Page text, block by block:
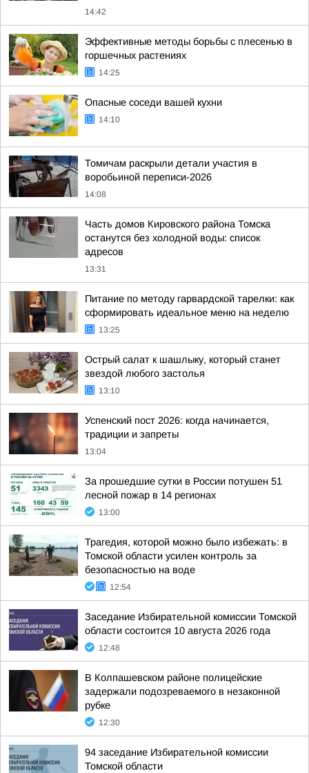
14:42
Эффективные методы борьбы с плесенью в
горшечных растениях
14:25
Опасные соседи вашей кухни
14:10
Томичам раскрыли детали участия в
воробьиной переписи-2026
14:08
Часть домов Кировского района Томска
останутся без холодной воды: список
адресов
13:31
Питание по методу гарвардской тарелки: как
сформировать идеальное меню на неделю
13:25
Острый салат к шашлыку, который станет
звездой любого застолья
13:10
Успенский пост 2026: когда начинается,
традиции и запреты
13:04
За прошедшие сутки в России потушен 51
лесной пожар в 14 регионах
13:00
Трагедия, которой можно было избежать: в
Томской области усилен контроль за
безопасностью на воде
12:54
Заседание Избирательной комиссии Томской
области состоится 10 августа 2026 года
12:48
В Колпашевском районе полицейские
задержали подозреваемого в незаконной
рубке
12:30
94 заседание Избирательной комиссии
Томской области